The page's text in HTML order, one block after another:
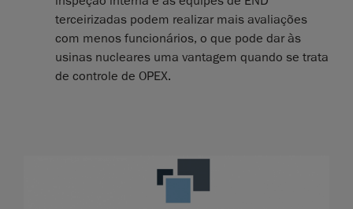
terceirizadas podem realizar mais avaliações
com menos funcionários, o que pode dar às
usinas nucleares uma vantagem quando se trata
de controle de OPEX.